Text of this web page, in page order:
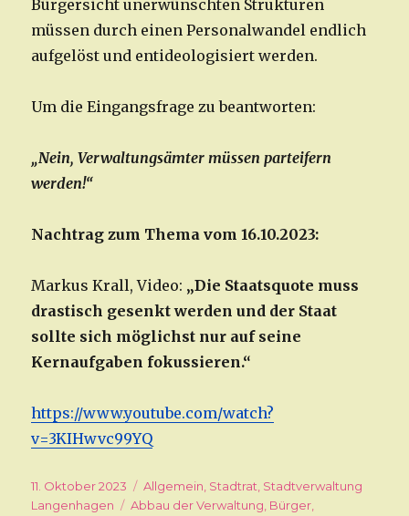
Bürgersicht unerwünschten Strukturen
müssen durch einen Personalwandel endlich
aufgelöst und entideologisiert werden.
Um die Eingangsfrage zu beantworten:
„Nein, Verwaltungsämter müssen parteifern
werden!“
Nachtrag zum Thema vom 16.10.2023:
Markus Krall, Video: „Die Staatsquote muss
drastisch gesenkt werden und der Staat
sollte sich möglichst nur auf seine
Kernaufgaben fokussieren.“
https://www.youtube.com/watch?
v=3KIHwvc99YQ
Veröffentlicht
am
11. Oktober 2023 Kategorien
Allgemein, Stadtrat, Stadtverwaltung
Langenhagen
Schlagwörter
Abbau der Verwaltung, Bürger,